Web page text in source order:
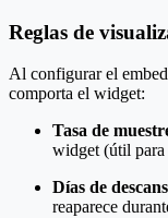
Reglas de
Al configurar el
comporta el widget:
Tasa de
widget (útil
Días de
reaparece